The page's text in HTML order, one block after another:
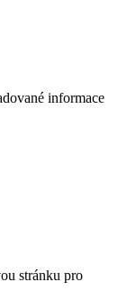
informace
stránku pro